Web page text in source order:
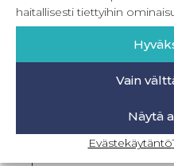
haitallisesti tiettyihin
Vain
Näytä
Evästekäytäntö